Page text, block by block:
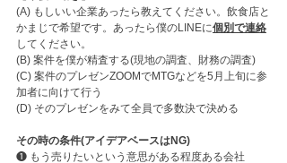
(A) もしいい企業あったら教えてください。飲食店と
かまじで希望です。あったら僕のLINEに個別で連絡
してください。
(B) 案件を僕が精査する(現地の調査、財務の調査)
(C) 案件のプレゼンZOOMでMTGなどを5月上旬に参
加者に向けて行う
(D) そのプレゼンをみて全員で多数決で決める
その時の条件(アイデアベースはNG)
❶ もう売りたいという意思がある程度ある会社